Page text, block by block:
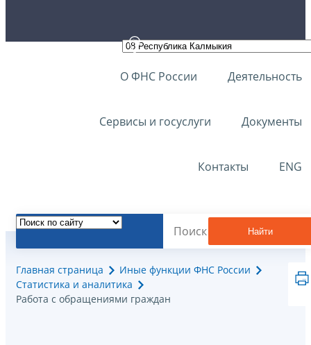
О ФНС России Деятельность
Сервисы и госуслуги Документы
Контакты ENG
Найти
Главная страница
Иные функции ФНС России
Статистика и аналитика
Работа с обращениями граждан